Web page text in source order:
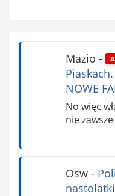
Mazio -
NOWE
No więc
nie zawsze
Osw-
nastolatki